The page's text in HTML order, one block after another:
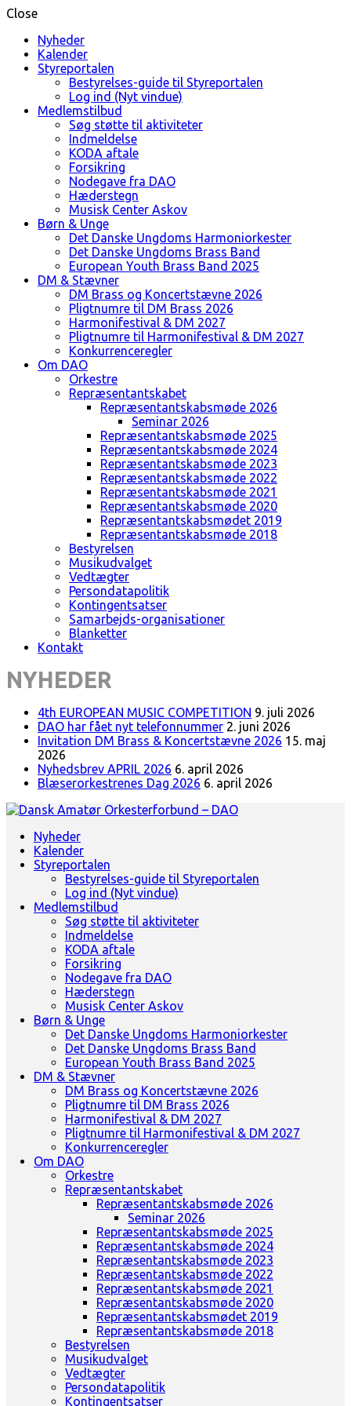
Close
Nyheder
Kalender
Styreportalen
Bestyrelses-guide til Styreportalen
Log ind (Nyt vindue)
Medlemstilbud
Søg støtte til aktiviteter
Indmeldelse
KODA aftale
Forsikring
Nodegave fra DAO
Hæderstegn
Musisk Center Askov
Børn & Unge
Det Danske Ungdoms Harmoniorkester
Det Danske Ungdoms Brass Band
European Youth Brass Band 2025
DM & Stævner
DM Brass og Koncertstævne 2026
Pligtnumre til DM Brass 2026
Harmonifestival & DM 2027
Pligtnumre til Harmonifestival & DM 2027
Konkurrenceregler
Om DAO
Orkestre
Repræsentantskabet
Repræsentantskabsmøde 2026
Seminar 2026
Repræsentantskabsmøde 2025
Repræsentantskabsmøde 2024
Repræsentantskabsmøde 2023
Repræsentantskabsmøde 2022
Repræsentantskabsmøde 2021
Repræsentantskabsmøde 2020
Repræsentantskabsmødet 2019
Repræsentantskabsmøde 2018
Bestyrelsen
Musikudvalget
Vedtægter
Persondatapolitik
Kontingentsatser
Samarbejds-organisationer
Blanketter
Kontakt
NYHEDER
4th EUROPEAN MUSIC COMPETITION 9. juli 2026
DAO har fået nyt telefonnummer 2. juni 2026
Invitation DM Brass & Koncertstævne 2026 15. maj
2026
Nyhedsbrev APRIL 2026 6. april 2026
Blæserorkestrenes Dag 2026 6. april 2026
Dansk Amatør Orkesterforbund - DAO
Landsorganisation for amatørblæserorkestre
Nyheder
Kalender
Styreportalen
Bestyrelses-guide til Styreportalen
Log ind (Nyt vindue)
Medlemstilbud
Søg støtte til aktiviteter
Indmeldelse
KODA aftale
Forsikring
Nodegave fra DAO
Hæderstegn
Musisk Center Askov
Børn & Unge
Det Danske Ungdoms Harmoniorkester
Det Danske Ungdoms Brass Band
European Youth Brass Band 2025
DM & Stævner
DM Brass og Koncertstævne 2026
Pligtnumre til DM Brass 2026
Harmonifestival & DM 2027
Pligtnumre til Harmonifestival & DM 2027
Konkurrenceregler
Om DAO
Orkestre
Repræsentantskabet
Repræsentantskabsmøde 2026
Seminar 2026
Repræsentantskabsmøde 2025
Repræsentantskabsmøde 2024
Repræsentantskabsmøde 2023
Repræsentantskabsmøde 2022
Repræsentantskabsmøde 2021
Repræsentantskabsmøde 2020
Repræsentantskabsmødet 2019
Repræsentantskabsmøde 2018
Bestyrelsen
Musikudvalget
Vedtægter
Persondatapolitik
Kontingentsatser